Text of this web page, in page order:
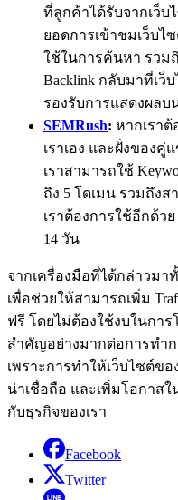
ที่ลูกค้าได้รับจากเว็บ
ยอดการเข้าชมเว็บไ
ใช้ในการค้นหา รวม
Backlink กลับมาที่เว็
รองรับการแสดงผล
SEMRush: หากเราต้
เราเอง และฝั่งของคู่
เราสามารถใช้
ถึง 5 โดเมน รวมถึง
เราต้องการใช้อีกด้ว
14 วัน
จากเครื่องมือที่ได้กล่าวมา
เพื่อช่วยให้สามารถเพิ่ม
ฟรี โดยไม่ต้องใช้งบในกา
สำคัญอย่างมากต่อการทำก
เพราะการทำให้เว็บไซต์ข
น่าเชื่อถือ และเพิ่มโอกาส
กับธุรกิจของเรา
Facebook
Twitter